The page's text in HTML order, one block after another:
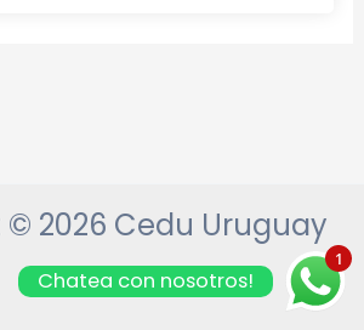
2026 Cedu Uruguay
1
Chatea con nosotros!